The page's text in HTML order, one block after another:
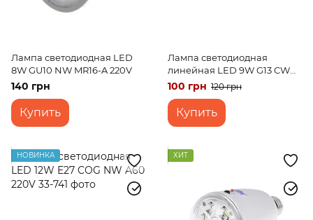
Лампа светодиодная LED
8W GU10 NW MR16-A 220V
140 грн
Купить
Лампа светодиодная
линейная LED 9W G13 CW
Т8 "Ly" 220V
100 грн 120 грн
Купить
НОВИНКА ХИТ